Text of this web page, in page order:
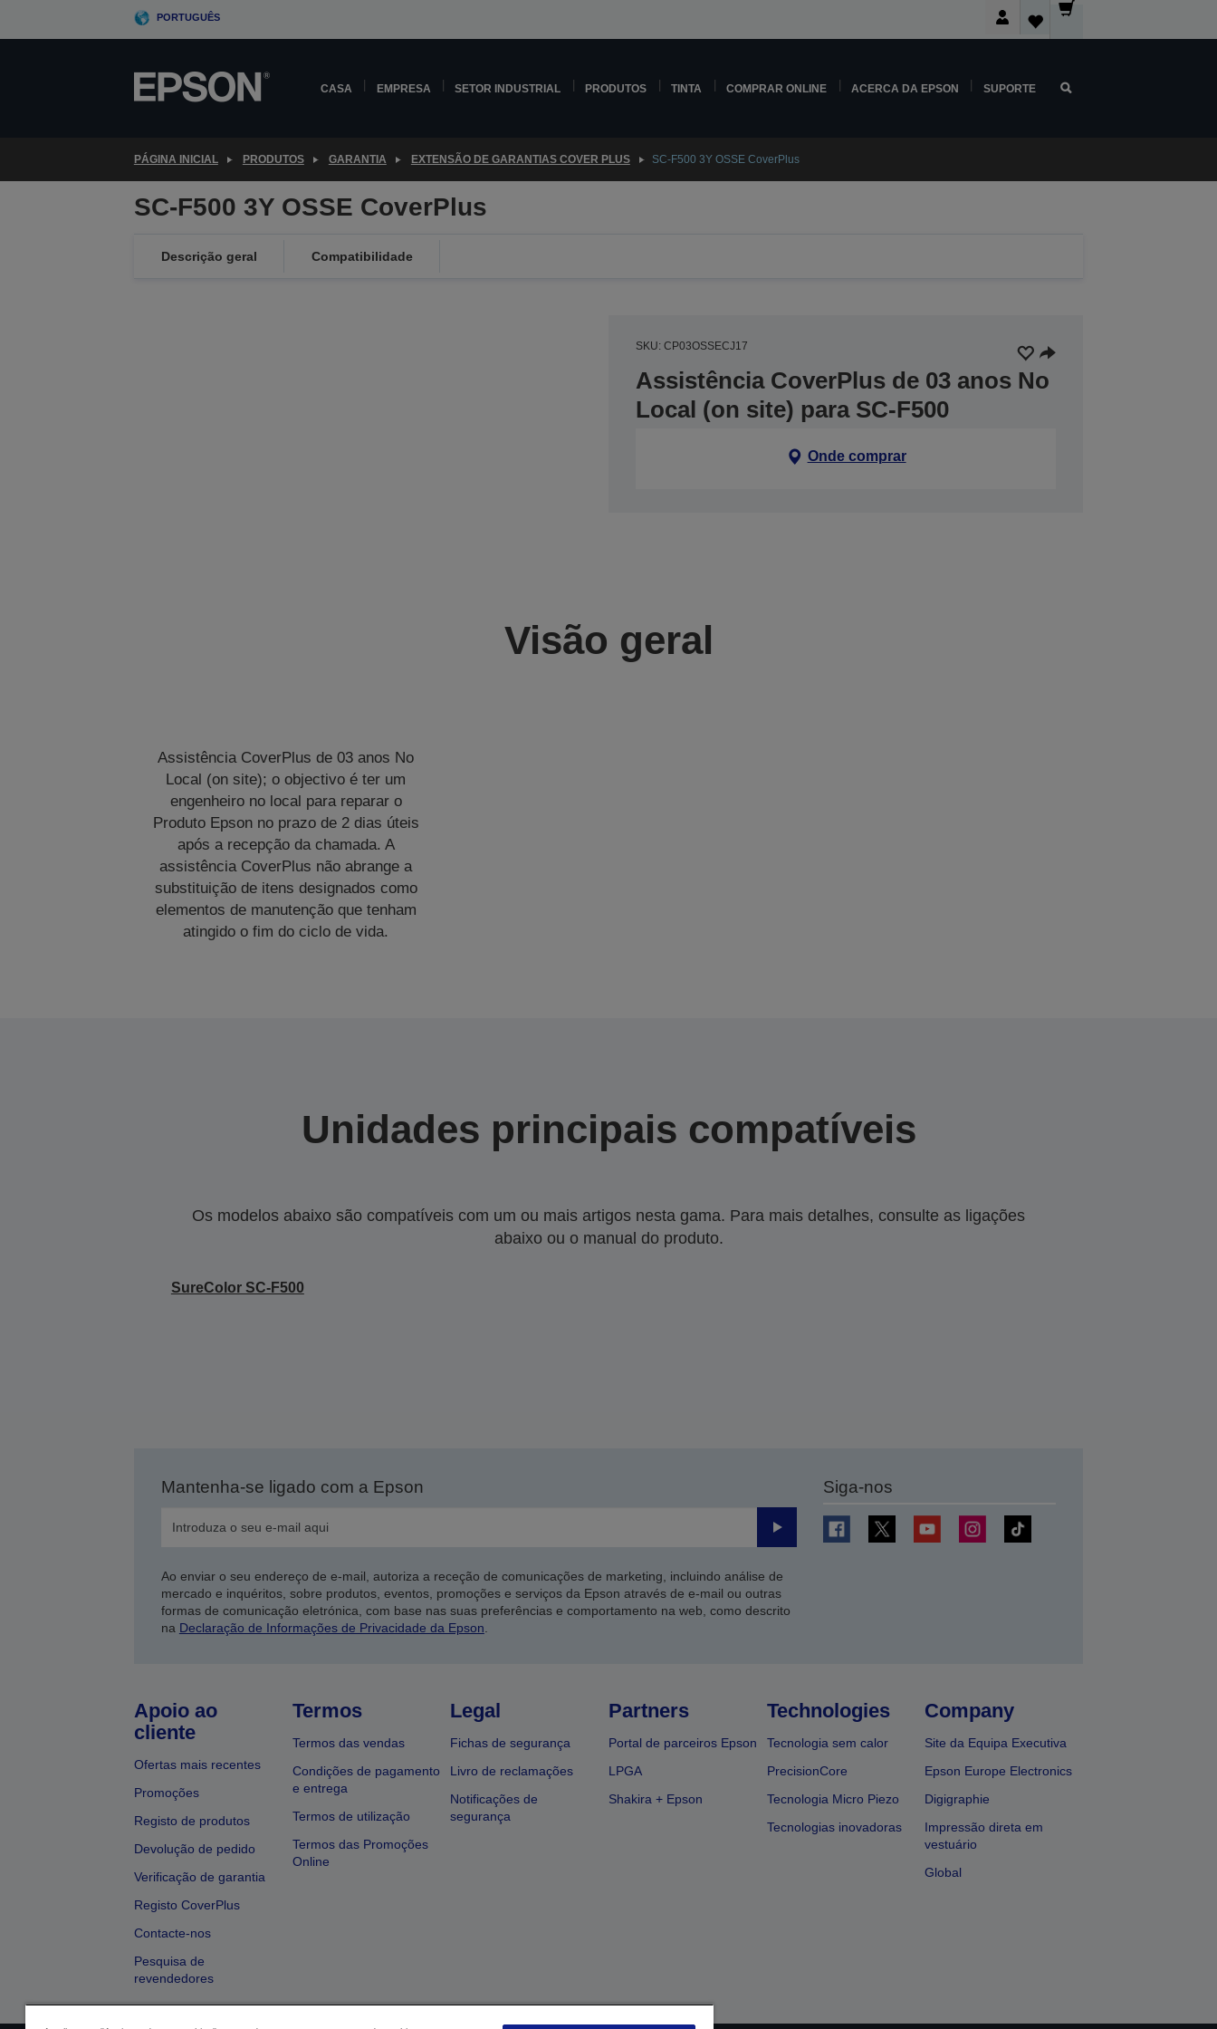
PORTUGUÊS
CASA EMPRESA SETOR INDUSTRIAL PRODUTOS TINTA COMPRAR ONLINE ACERCA DA EPSON SUPORTE
PÁGINA INICIAL PRODUTOS GARANTIA EXTENSÃO DE GARANTIAS COVER PLUS SC-F500 3Y OSSE CoverPlus
SC-F500 3Y OSSE CoverPlus
Descrição geral Compatibilidade
SKU: CP03OSSECJ17
Assistência CoverPlus de 03 anos No
Local (on site) para SC-F500
Onde comprar
Visão geral
Assistência CoverPlus de 03 anos No
Local (on site); o objectivo é ter um
engenheiro no local para reparar o
Produto Epson no prazo de 2 dias úteis
após a recepção da chamada. A
assistência CoverPlus não abrange a
substituição de itens designados como
elementos de manutenção que tenham
atingido o fim do ciclo de vida.
Unidades principais compatíveis
Os modelos abaixo são compatíveis com um ou mais artigos nesta gama. Para mais detalhes, consulte as ligações
abaixo ou o manual do produto.
SureColor SC-F500
Mantenha-se ligado com a Epson
Enviar
Ao enviar o seu endereço de e-mail, autoriza a receção de comunicações de marketing, incluindo análise de
mercado e inquéritos, sobre produtos, eventos, promoções e serviços da Epson através de e-mail ou outras
formas de comunicação eletrónica, com base nas suas preferências e comportamento na web, como descrito
na Declaração de Informações de Privacidade da Epson
Siga-nos
Apoio ao
cliente
Ofertas mais recentes
Promoções
Registo de produtos
Devolução de pedido
Verificação de garantia
Registo CoverPlus
Contacte-nos
Pesquisa de
revendedores
Termos
Termos das vendas
Condições de pagamento
e entrega
Termos de utilização
Termos das Promoções
Online
Legal
Fichas de segurança
Livro de reclamações
Notificações de
segurança
Partners
Portal de parceiros Epson
LPGA
Shakira + Epson
Technologies
Tecnologia sem calor
PrecisionCore
Tecnologia Micro Piezo
Tecnologias inovadoras
Company
Site da Equipa Executiva
Epson Europe Electronics
Digigraphie
Impressão direta em
vestuário
Global